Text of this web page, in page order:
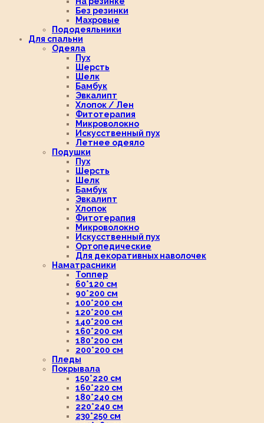
Без резинки
Махровые
Пододеяльники
Для спальни
Одеяла
Пух
Шерсть
Шелк
Бамбук
Эвкалипт
Хлопок / Лен
Фитотерапия
Микроволокно
Искусственный пух
Летнее одеяло
Подушки
Пух
Шерсть
Шелк
Бамбук
Эвкалипт
Хлопок
Фитотерапия
Микроволокно
Искусственный пух
Ортопедические
Для декоративных наволочек
Наматрасники
Топпер
60*120 см
90*200 см
100*200 см
120*200 см
140*200 см
160*200 см
180*200 см
200*200 см
Пледы
Покрывала
150*220 см
160*220 см
180*240 см
220*240 см
230*250 см